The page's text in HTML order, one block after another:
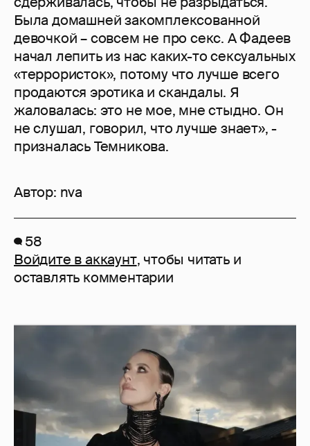
Была домашней закомплексованной
девочкой – совсем не про секс. А Фадеев
начал лепить из нас каких-то сексуальных
«террористок», потому что лучше всего
продаются эротика и скандалы. Я
жаловалась: это не мое, мне стыдно. Он
не слушал, говорил, что лучше знает», -
призналась Темникова.
Автор: nva
58
Войдите в аккаунт, чтобы читать и
оставлять комментарии